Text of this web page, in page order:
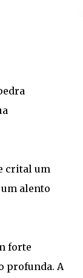
crital um
alento
forte
profunda. A